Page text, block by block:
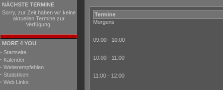
NÄCHSTE TERMINE
Sorry, zur Zeit haben wir keine
aktuellen Termine zur
Verfügung.
MORE 4 YOU
· Startseite
· Kalender
· Weiterempfehlen
· Statistiken
· Web Links
Termine
Morgens
09:00 - 10:00
10:00 - 11:00
11:00 - 12:00